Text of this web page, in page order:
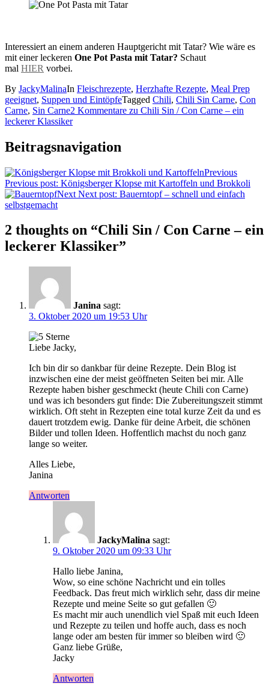
Interessiert an einem anderen Hauptgericht mit Tatar? Wie wäre es
mit einer leckeren One Pot Pasta mit Tatar? Schaut
mal HIER vorbei.
By JackyMalinaIn Fleischrezepte, Herzhafte Rezepte, Meal Prep
geeignet, Suppen und EintöpfeTagged Chili, Chili Sin Carne, Con
Carne, Sin Carne2 Kommentare zu Chili Sin / Con Carne – ein
leckerer Klassiker
Beitragsnavigation
Previous
Previous post: Königsberger Klopse mit Kartoffeln und Brokkoli
Next Next post: Bauerntopf – schnell und einfach
selbstgemacht
2 thoughts on “Chili Sin / Con Carne – ein
leckerer Klassiker”
Janina sagt:
3. Oktober 2020 um 19:53 Uhr
Liebe Jacky,
Ich bin dir so dankbar für deine Rezepte. Dein Blog ist
inzwischen eine der meist geöffneten Seiten bei mir. Alle
Rezepte haben bisher geschmeckt (heute Chili con Carne)
und was ich besonders gut finde: Die Zubereitungszeit stimmt
wirklich. Oft steht in Rezepten eine total kurze Zeit da und es
dauert trotzdem ewig. Danke für deine Arbeit, die schönen
Bilder und tollen Ideen. Hoffentlich machst du noch ganz
lange so weiter.
Alles Liebe,
Janina
Antworten
JackyMalina sagt:
9. Oktober 2020 um 09:33 Uhr
Hallo liebe Janina,
Wow, so eine schöne Nachricht und ein tolles
Feedback. Das freut mich wirklich sehr, dass dir meine
Rezepte und meine Seite so gut gefallen 🙂
Es macht mir auch unendlich viel Spaß mit euch Ideen
und Rezepte zu teilen und hoffe auch, dass es noch
lange oder am besten für immer so bleiben wird 🙂
Ganz liebe Grüße,
Jacky
Antworten